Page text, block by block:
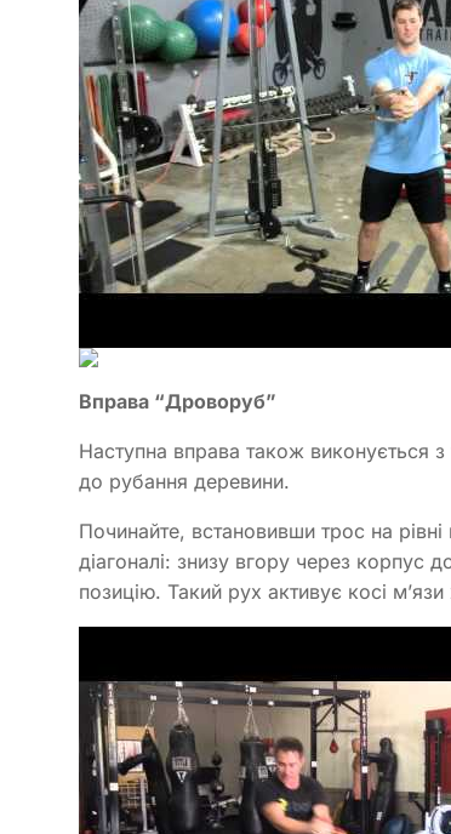
Вправа “Дроворуб”
Наступна вправа також виконується
до рубання деревини.
Починайте, встановивши трос на
діагоналі: знизу вгору через корпус
позицію. Такий рух активує косі